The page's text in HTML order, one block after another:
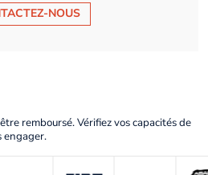
NOUS
remboursé. Vérifiez vos capacités de
engager.